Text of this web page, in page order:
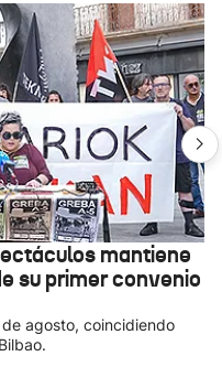
mantiene
su primer convenio
agosto, coincidiendo